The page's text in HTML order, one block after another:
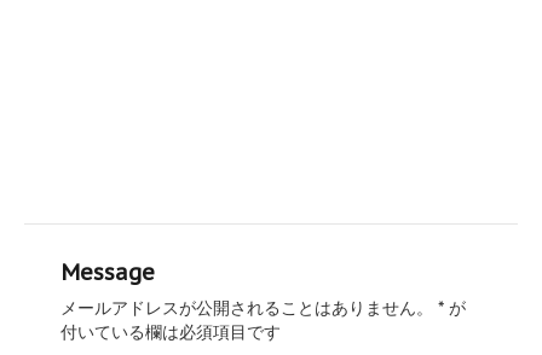
Message
メールアドレスが公開されることはありません。 * が
付いている欄は必須項目です